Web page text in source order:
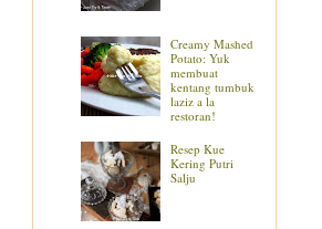
Creamy Mashed
Potato: Yuk
membuat
kentang tumbuk
laziz a la
restoran!
Resep Kue
Kering Putri
Salju